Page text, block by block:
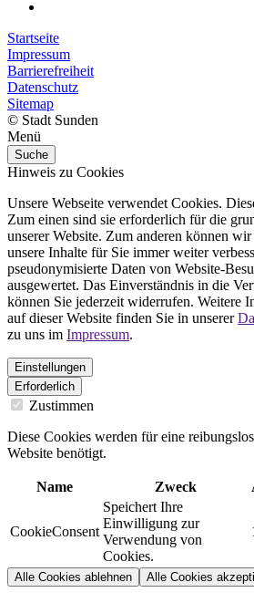
Startseite
Impressum
Barrierefreiheit
Datenschutz
Sitemap
© Stadt Sunden
Menü
Suche
Hinweis zu Cookies
Unsere Webseite verwendet Cookies.
Zum einen sind sie erforderlich für die
unserer Website. Zum anderen können
unsere Inhalte für Sie immer weiter
pseudonymisierte Daten von Website-
ausgewertet. Das Einverständnis in die
können Sie jederzeit widerrufen. Weitere
auf dieser Website finden Sie in unserer
zu uns im Impressum.
Einstellungen
Erforderlich
Zustimmen
Diese Cookies werden für eine
Website benötigt.
Name Zweck
CookieConsent
Speichert Ihre
Einwilligung zur
Verwendung von
Cookies.
Alle Cookies ablehnen Alle Cookies